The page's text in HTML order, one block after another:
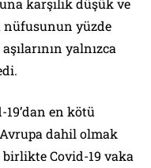
karşılık düşük ve
yüzde
yalnızca
en kötü
dahil olmak
Covid-19 vaka